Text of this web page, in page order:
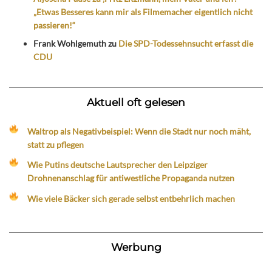
„Etwas Besseres kann mir als Filmemacher eigentlich nicht
passieren!“
Frank Wohlgemuthzu Die SPD-Todessehnsucht erfasst die
CDU
Aktuell oft gelesen
Waltrop als Negativbeispiel: Wenn die Stadt nur noch mäht,
statt zu pflegen
Wie Putins deutsche Lautsprecher den Leipziger
Drohnenanschlag für antiwestliche Propaganda nutzen
Wie viele Bäcker sich gerade selbst entbehrlich machen
Werbung